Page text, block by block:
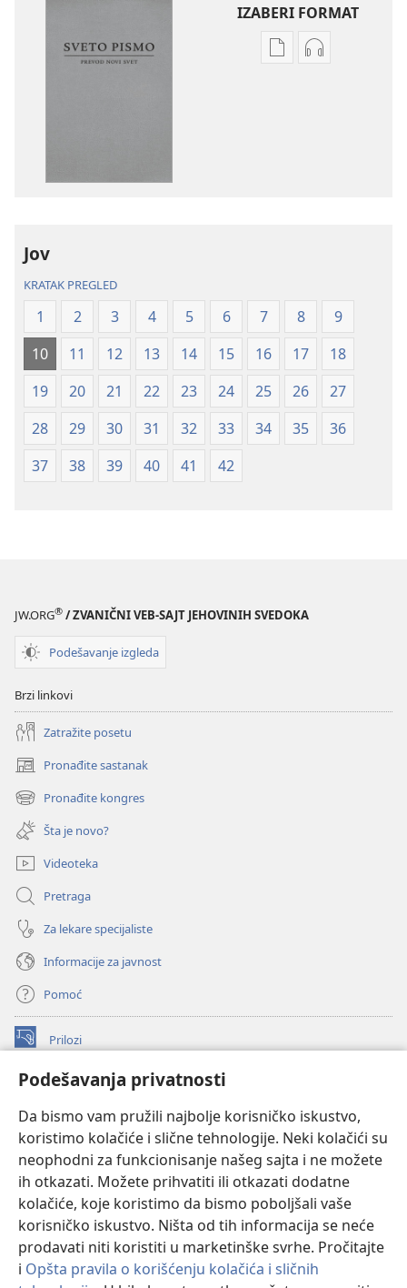
Podešavanja privatnosti
Da bismo vam pružili najbolje korisničko iskustvo,
koristimo kolačiće i slične tehnologije. Neki kolačići su
neophodni za funkcionisanje našeg sajta i ne možete
ih otkazati. Možete prihvatiti ili otkazati dodatne
kolačiće, koje koristimo da bismo poboljšali vaše
korisničko iskustvo. Ništa od tih informacija se neće
prodavati niti koristiti u marketinške svrhe. Pročitajte
i Opšta pravila o korišćenju kolačića i sličnih
IZABERI FORMAT
Formati
(revidirano
izdanje
iz
2019)
Formati
(revidirano
izdanje
iz
2019)
Jov
KRATAK PREGLED
1 2 3 4 5 6 7 8
9
10
11 12 13 14 15 16 17
18
19
20 21 22 23 24 25 26
27
28
29 30 31 32 33 34 35
36
37
38 39 40 41 42
JW.ORG® / ZVANIČNI VEB-SAJT JEHOVINIH SVEDOKA
Podešavanje izgleda
Brzi linkovi
Zatražite posetu
Pronađite sastanak
(otvara
novi
prozor)
Pronađite kongres
(otvara
novi
prozor)
Šta je novo?
Videoteka
Pretraga
Za lekare specijaliste
Informacije za javnost
Pomoć
Prilozi
(otvara
prozor)ONLAJN BIBLIOTEKA Watchtower
novi
prozor)JW Hub
(otvara
novi
prozor)
®
Watchtower Library®